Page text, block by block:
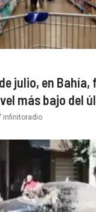
julio, en Bahía,
más bajo del
infinitoradio